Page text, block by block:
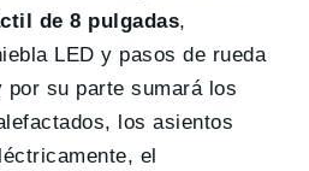
de 8 pulgadas,
LED y pasos de rueda
su parte sumará los
los asientos
el